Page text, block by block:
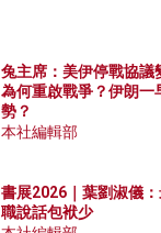
兔主席：美伊停戰協議
為何重啟戰爭？伊朗一
勢？
本社編輯部
書展2026｜葉劉淑儀
職說話包袱少